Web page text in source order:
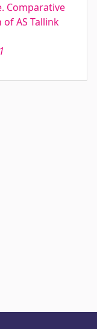
Comparative
AS Tallink